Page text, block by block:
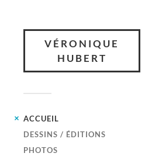
VÉRONIQUE
HUBERT
ACCUEIL
DESSINS / ÉDITIONS
PHOTOS